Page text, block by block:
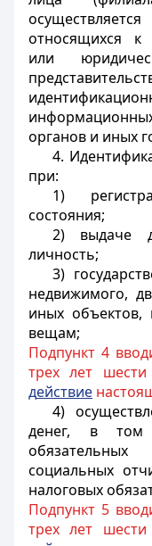
относящихся к
или
органов и иных
4.
при:
1)
состояния;
2) выдаче
личность;
3)
недвижимого,
иных
вещам;
Подпункт 4
трех лет
действие
4)
денег, в том
социальных
налоговых
Подпункт 5
трех лет